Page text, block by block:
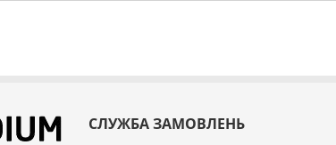
СЛУЖБА ЗАМОВЛЕНЬ